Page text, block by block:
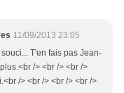
11/09/2013 23:05
T'en fais pas Jean-
/> <br /> <br />
/> <br /> <br /> <br />